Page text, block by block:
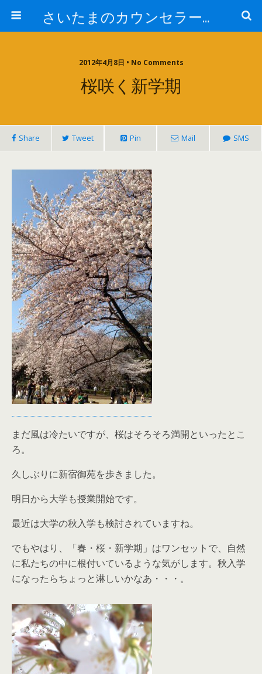
さいたまのカウンセラー日記
2012年4月8日 • No Comments
桜咲く新学期
Share Tweet Pin Mail SMS
まだ風は冷たいですが、桜はそろそろ満開といったとこ
ろ。
久しぶりに新宿御苑を歩きました。
明日から大学も授業開始です。
最近は大学の秋入学も検討されていますね。
でもやはり、「春・桜・新学期」はワンセットで、自然
に私たちの中に根付いているような気がします。秋入学
になったらちょっと淋しいかなあ・・・。